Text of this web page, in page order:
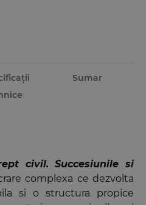
Sumar
civil. Succesiunile si
complexa ce dezvolta
si o structura propice